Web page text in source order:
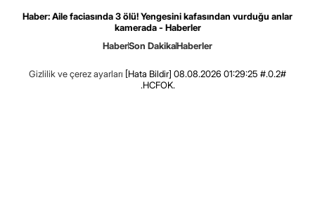
Haber: Aile faciasında 3 ölü! Yengesini kafasından vurduğu anlar
kamerada - Haberler
HaberSon DakikaHaberler
Gizlilik ve çerez ayarları [Hata Bildir] 08.08.2026 01:29:25 #.0.2#
.HCFOK.